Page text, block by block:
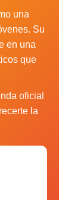
una
Su
en una
que
oficial
la